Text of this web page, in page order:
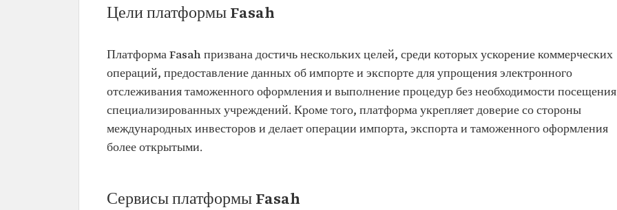
Цели платформы Fasah
Платформа Fasah призвана достичь нескольких целей, среди которых ускорение коммерческих
операций, предоставление данных об импорте и экспорте для упрощения электронного
отслеживания таможенного оформления и выполнение процедур без необходимости посещения
специализированных учреждений. Кроме того, платформа укрепляет доверие со стороны
международных инвесторов и делает операции импорта, экспорта и таможенного оформления
более открытыми.
Сервисы платформы Fasah